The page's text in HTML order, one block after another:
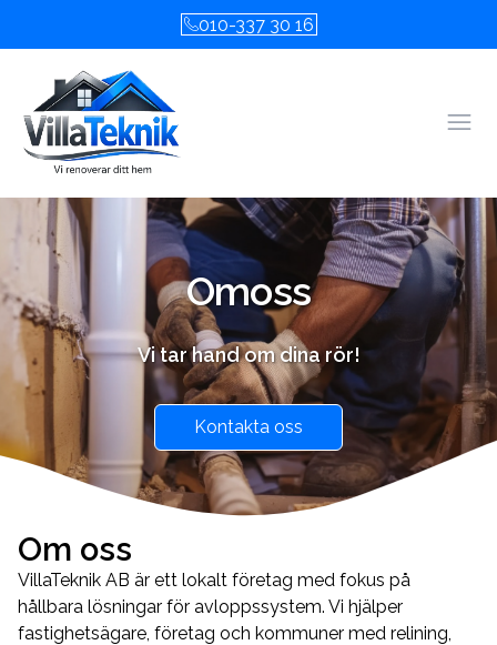
010-337 30 16
Omoss
Vi tar hand om dina rör!
Kontakta oss
Om oss
VillaTeknik AB är ett lokalt företag med fokus på
hållbara lösningar för avloppssystem. Vi hjälper
fastighetsägare, företag och kommuner med relining,